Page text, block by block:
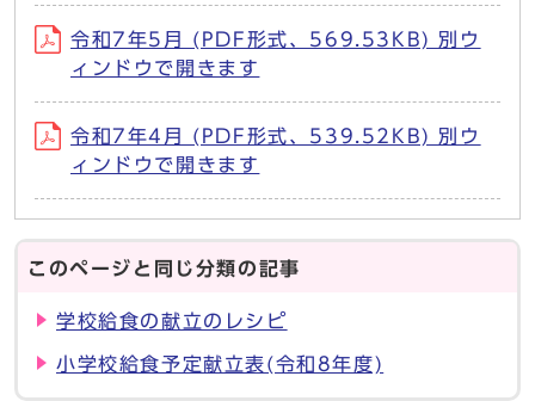
令和7年5月 (PDF形式、569.53KB) 別ウ
ィンドウで開きます
令和7年4月 (PDF形式、539.52KB) 別ウ
ィンドウで開きます
このページと同じ分類の記事
学校給食の献立のレシピ
小学校給食予定献立表(令和8年度)